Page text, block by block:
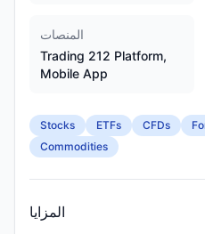
المنصات
Trading 212 Platform,
Mobile App
Stocks ETFs CFDs
Commodities
المزايا